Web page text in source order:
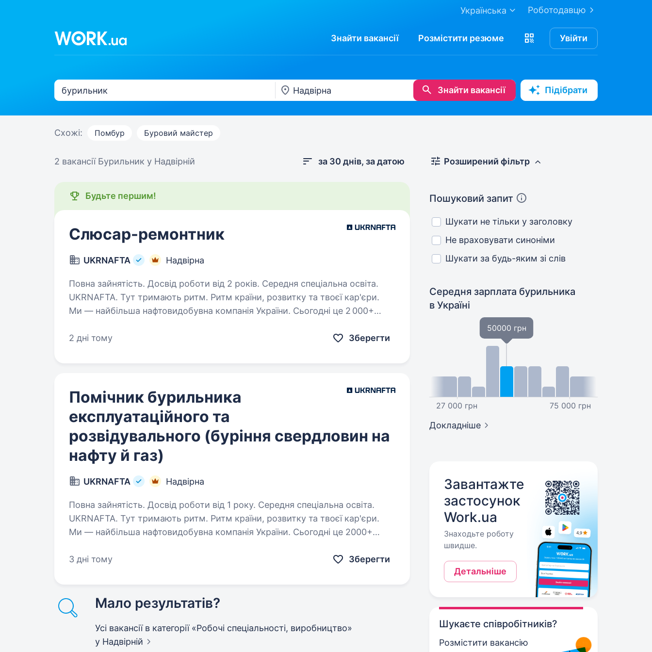
Роботодавцю
Українська
Знайти вакансії Розмістити резюме Увійти
Знайти вакансії Підібрати
Схожі: Помбур Буровий майстер
2 вакансії Бурильник у Надвірній за 30 днів, за датою
Будьте першим!
Слюсар-ремонтник
UKRNAFTA Надвірна
Повна зайнятість. Досвід роботи від 2 років. Середня спеціальна освіта.
UKRNAFTA. Тут тримають ритм. Ритм країни, розвитку та твоєї кар'єри.
Ми — найбільша нафтовидобувна компанія України. Сьогодні це 2 000+
з 20 000+…
2 дні тому Зберегти
Помічник бурильника
експлуатаційного та
розвідувального (буріння свердловин на
нафту й газ)
UKRNAFTA Надвірна
Повна зайнятість. Досвід роботи від 1 року. Середня спеціальна освіта.
UKRNAFTA. Тут тримають ритм. Ритм країни, розвитку та твоєї кар'єри.
Ми — найбільша нафтовидобувна компанія України. Сьогодні це 2000+
з 20 000+…
3 дні тому Зберегти
Мало результатів?
Усі вакансії в категорії «Робочі спеціальності, виробництво»
у Надвірній
Розширений фільтр
Пошуковий запит
Шукати не тільки у заголовку
Не враховувати синоніми
Шукати за будь-яким зі слів
Середня зарплата бурильника
в Україні
27 000 грн
50000 грн
75 000 грн
Докладніше
Завантажте
застосунок
Work.ua
Знаходьте роботу
швидше.
Детальніше
Шукаєте співробітників?
Розмістити вакансію